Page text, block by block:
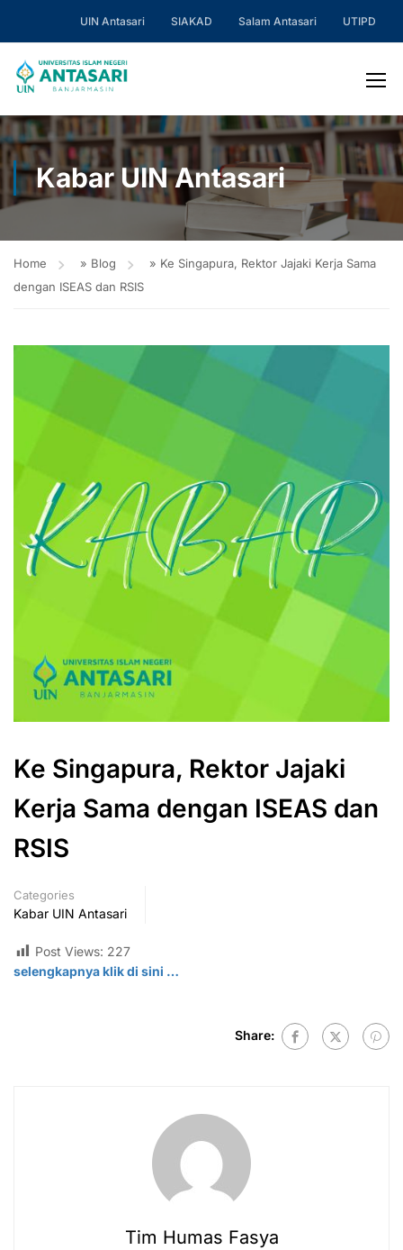
UIN Antasari SIAKAD Salam Antasari UTIPD
Kabar UIN Antasari
Home » Blog » Ke Singapura, Rektor Jajaki Kerja Sama
dengan ISEAS dan RSIS
Ke Singapura, Rektor Jajaki
Kerja Sama dengan ISEAS dan
RSIS
Categories
Kabar UIN Antasari
Post Views: 227
selengkapnya klik di sini …
Share:
Tim Humas Fasya